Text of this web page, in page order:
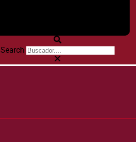
Search